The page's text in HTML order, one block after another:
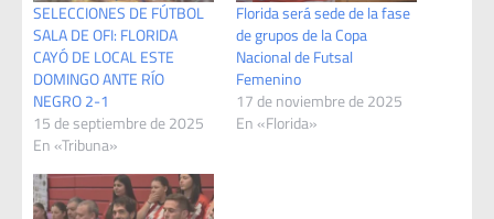
SELECCIONES DE FÚTBOL
SALA DE OFI: FLORIDA
CAYÓ DE LOCAL ESTE
DOMINGO ANTE RÍO
NEGRO 2-1
15 de septiembre de 2025
En «Tribuna»
Florida será sede de la fase
de grupos de la Copa
Nacional de Futsal
Femenino
17 de noviembre de 2025
En «Florida»